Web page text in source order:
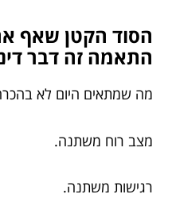
הסוד הקטן שאף
התאמה זה דבר
מה שמתאים היום לא
מצב רוח משתנה.
רגישות משתנה.